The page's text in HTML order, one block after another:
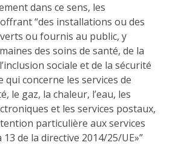
dans ce sens, les
des installations ou des
ou fournis au public, y
des soins de santé, de la
sociale et de la sécurité
qui concerne les services de
le gaz, la chaleur, l’eau, les
et les services postaux,
particulière aux services
de la directive 2014/25/UE»